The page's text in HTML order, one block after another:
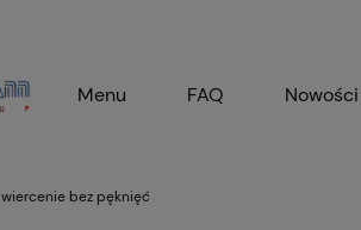
Menu FAQ Nowości
wiercenie bez pęknięć